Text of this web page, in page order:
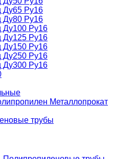
Ду65 Ру16
Ду80 Ру16
Ду100 Ру16
Ду125 Ру16
Ду150 Ру16
Ду250 Ру16
Ду300 Ру16
Металлопрокат
трубы